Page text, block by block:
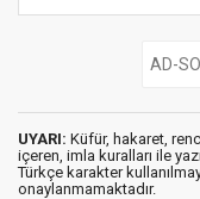
UYARI: Küfür, hakaret,
içeren, imla kuralları ile
Türkçe karakter
onaylanmamaktadır.